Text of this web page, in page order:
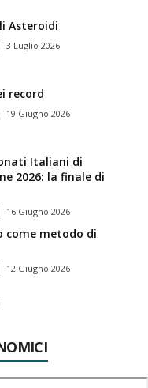
Asteroidi
3 Luglio 2026
record
19 Giugno 2026
Italiani di
2026: la finale di
16 Giugno 2026
metodo di
12 Giugno 2026